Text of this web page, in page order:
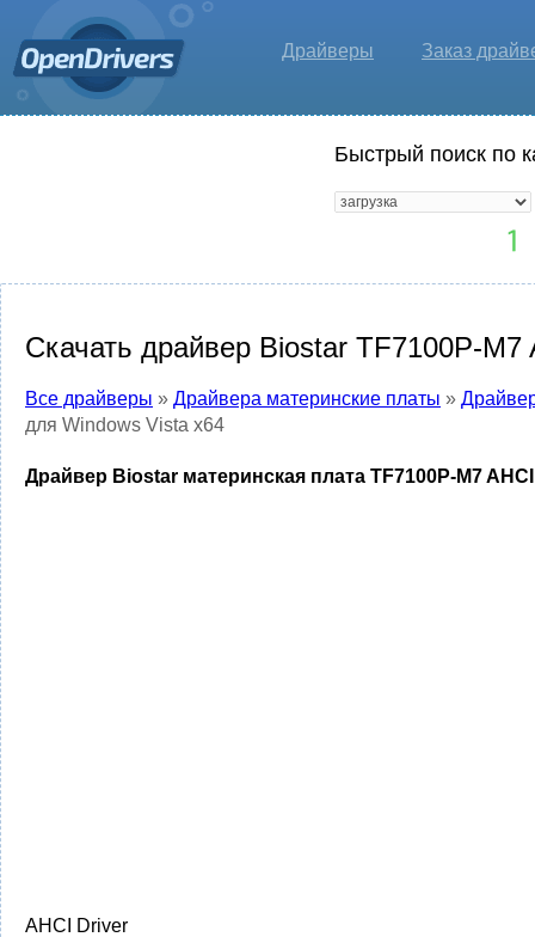
Драйверы Заказ
Быстрый поиск по
Скачать драйвер Biostar TF7100P-
Все драйверы » Драйвера материнские платы »
для Windows Vista x64
Драйвер Biostar материнская плата TF7100P-M7
AHCI Driver